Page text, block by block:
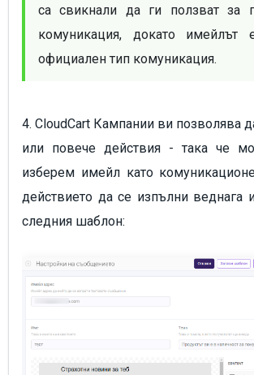
са свикнали да ги ползват за
комуникация, докато имейлът
официален тип комуникация.
4. CloudCart Кампании ви позволява
или повече действия - така че
изберем имейл като
действието да се изпълни веднага
следния шаблон: